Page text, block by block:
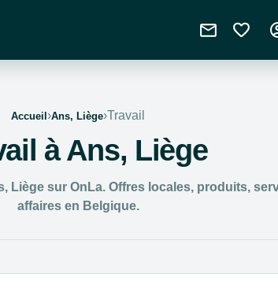
mail favorite
Accueil›Ans, Liège›Travail
à Ans, Liège
Liège sur OnLa. Offres locales, produits,
affaires en Belgique.